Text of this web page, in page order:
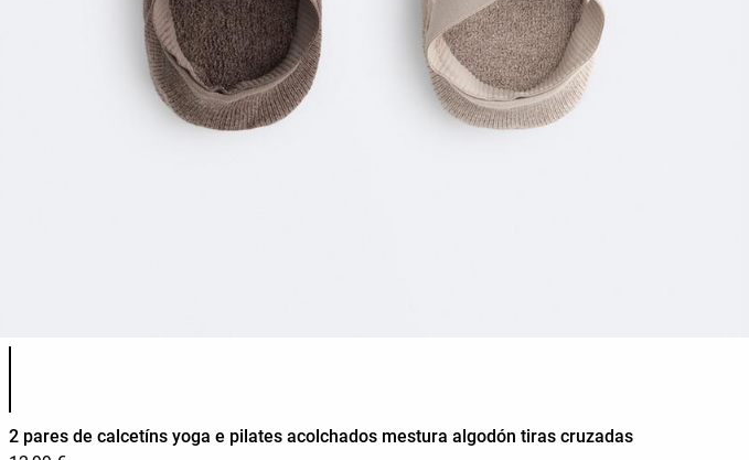
Lista de cores do produto
2 pares de calcetíns yoga e pilates acolchados mestura algodón tiras cruzadas